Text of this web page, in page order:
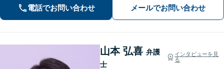
を心がけています。【離婚・男女問
題】DV被害へ積極的に対応。お気軽に
電話でお問い合わせ メールでお問い合わせ
山本 弘喜 弁護
士
インタビューを見
る